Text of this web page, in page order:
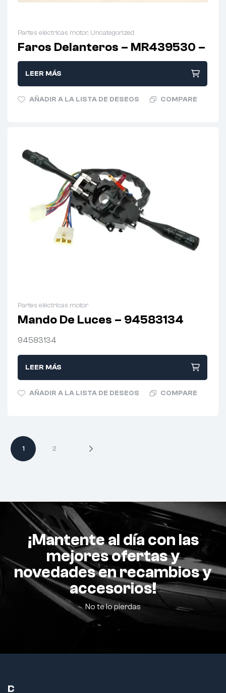
Partes eléctricas motor, Uncategorized
Faros Delanteros – MR439530 –
LEER MÁS
AÑADIR A LA LISTA DE DESEOS COMPARE
Partes eléctricas motor
Mando De Luces – 94583134
94583134
LEER MÁS
AÑADIR A LA LISTA DE DESEOS COMPARE
1 2
¡Mantente al día con las
mejores ofertas y
novedades en recambios y
accesorios!
No te lo pierdas
C
I